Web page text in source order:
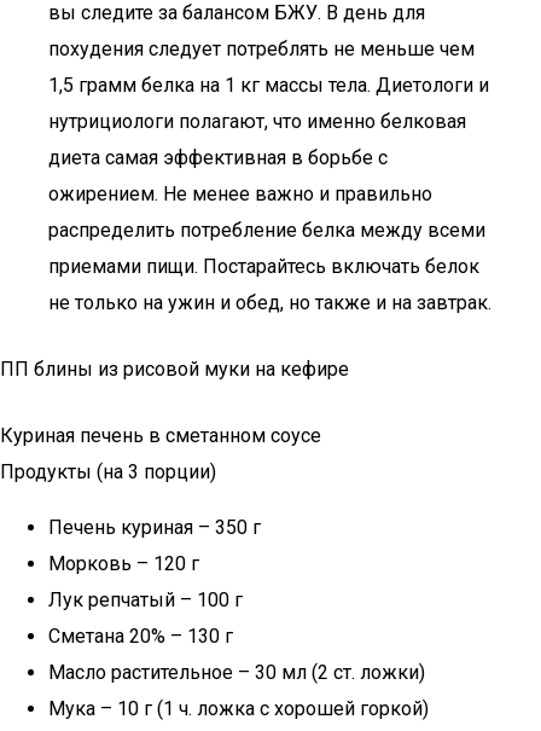
вы следите за балансом БЖУ. В день для
похудения следует потреблять не меньше чем
1,5 грамм белка на 1 кг массы тела. Диетологи и
нутрициологи полагают, что именно белковая
диета самая эффективная в борьбе с
ожирением. Не менее важно и правильно
распределить потребление белка между всеми
приемами пищи. Постарайтесь включать белок
не только на ужин и обед, но также и на завтрак.
ПП блины из рисовой муки на кефире
Куриная печень в сметанном соусе
Продукты (на 3 порции)
Печень куриная – 350 г
Морковь – 120 г
Лук репчатый – 100 г
Сметана 20% – 130 г
Масло растительное – 30 мл (2 ст. ложки)
Мука – 10 г (1 ч. ложка с хорошей горкой)